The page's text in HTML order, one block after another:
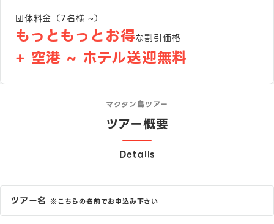
団体料金（7名様 ~）
もっともっとお得な割引価格
+ 空港 ~ ホテル送迎無料
マクタン島ツアー
ツアー概要
Details
ツアー名 ※こちらの名前でお申込み下さい